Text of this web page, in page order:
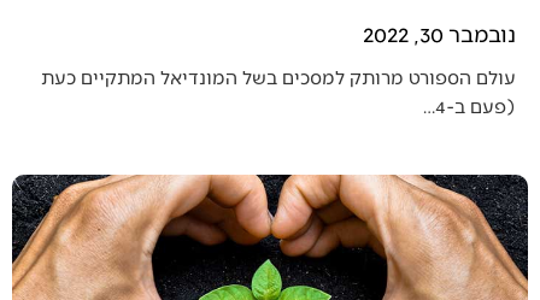
נובמבר 30, 2022
עולם הספורט מרותק למסכים בשל המונדיאל המתקיים כעת
(פעם ב-4…